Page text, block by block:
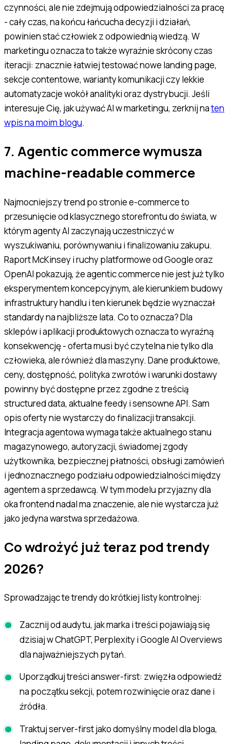
czynności, ale nie zdejmują odpowiedzialności za pracę
- cały czas, na końcu łańcucha decyzji i działań,
powinien stać człowiek z odpowiednią wiedzą. W
marketingu oznacza to także wyraźnie skrócony czas
iteracji: znacznie łatwiej testować nowe landing page,
sekcje contentowe, warianty komunikacji czy lekkie
automatyzacje wokół analityki oraz dystrybucji. Jeśli
interesuje Cię, jak używać AI w marketingu, zerknij naten
wpis na moim blogu.
7. Agentic commerce wymusza
machine-readable commerce
Najmocniejszy trend po stronie e-commerce to
przesunięcie od klasycznego storefrontu do świata, w
którym agenty AI zaczynają uczestniczyć w
wyszukiwaniu, porównywaniu i finalizowaniu zakupu.
Raport McKinsey i ruchy platformowe od Google oraz
OpenAI pokazują, że agentic commerce nie jest już tylko
eksperymentem koncepcyjnym, ale kierunkiem budowy
infrastruktury handlu i ten kierunek będzie wyznaczał
standardy na najbliższe lata. Co to oznacza? Dla
sklepów i aplikacji produktowych oznacza to wyraźną
konsekwencję - oferta musi być czytelna nie tylko dla
człowieka, ale również dla maszyny. Dane produktowe,
ceny, dostępność, polityka zwrotów i warunki dostawy
powinny być dostępne przez zgodne z treścią
structured data, aktualne feedy i sensowne API. Sam
opis oferty nie wystarczy do finalizacji transakcji.
Integracja agentowa wymaga także aktualnego stanu
magazynowego, autoryzacji, świadomej zgody
użytkownika, bezpiecznej płatności, obsługi zamówień
i jednoznacznego podziału odpowiedzialności między
agentem a sprzedawcą. W tym modelu przyjazny dla
oka frontend nadal ma znaczenie, ale nie wystarcza już
jako jedyna warstwa sprzedażowa.
Co wdrożyć już teraz pod trendy
2026?
Sprowadzając te trendy do krótkiej listy kontrolnej:
Zacznij od audytu, jak marka i treści pojawiają się
dzisiaj w ChatGPT, Perplexity i Google AI Overviews
dla najważniejszych pytań.
Uporządkuj treści answer-first: zwięzła odpowiedź
na początku sekcji, potem rozwinięcie oraz dane i
źródła.
Traktuj server-first jako domyślny model dla bloga,